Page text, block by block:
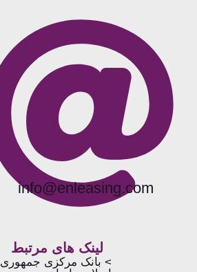
info@enleasing.com
لینک های مرتبط
> بانک مرکزی جمهوری